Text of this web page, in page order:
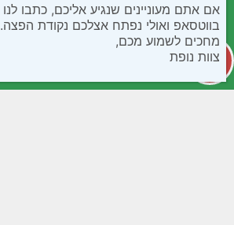
אם אתם מעוניינים שנגיע אליכם, כתבו לנו
בווטסאפ ואולי נפתח אצלכם נקודת הפצה.
מחכים לשמוע מכם,
צוות נופת